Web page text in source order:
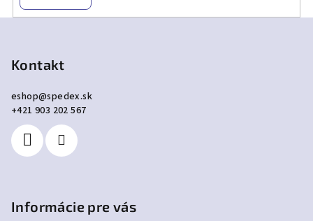
Kontakt
eshop@spedex.sk
+421 903 202 567
Informácie pre vás